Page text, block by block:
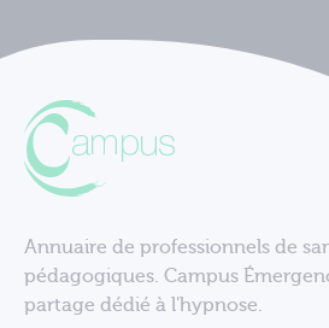
Annuaire de professionnels de
pédagogiques. Campus
partage dédié à l'hypnose.